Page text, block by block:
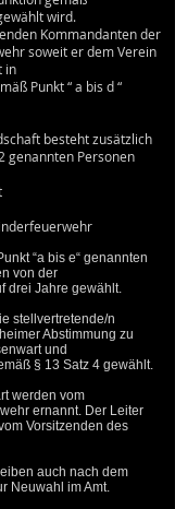
wird.
Kommandanten der
soweit er dem Verein
in
Punkt “ a bis d “
besteht zusätzlich
genannten Personen
“a bis e“ genannten
von der
drei Jahre gewählt.
stellvertretende/n
Abstimmung zu
und
§ 13 Satz 4 gewählt.
werden vom
ernannt. Der Leiter
Vorsitzenden des
auch nach dem
Neuwahl im Amt.